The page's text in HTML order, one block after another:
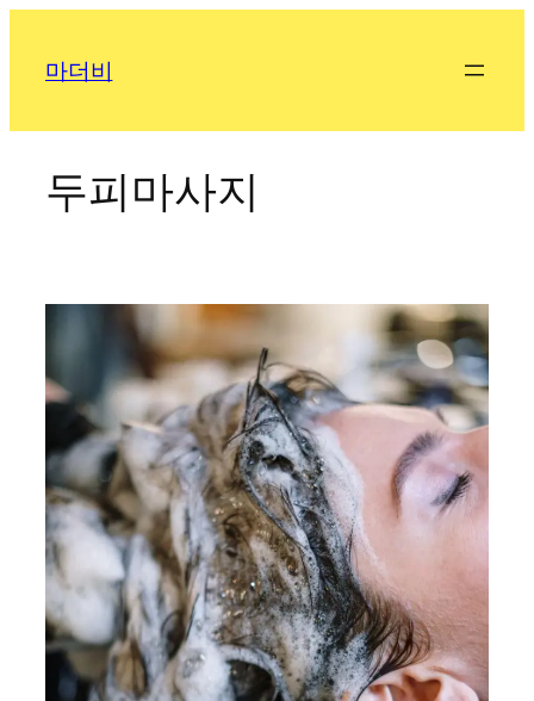
마더비
두피마사지